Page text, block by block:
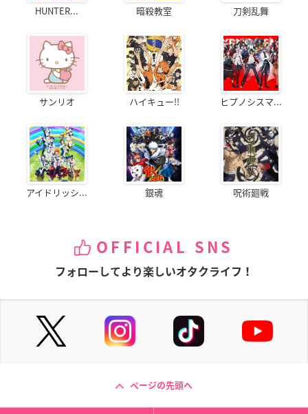
HUNTER... 暗殺教室 刀剣乱舞
サンリオ ハイキュー!! ヒプノシスマ...
アイドリッシ... 銀魂 呪術廻戦
OFFICIAL SNS
フォローしてより楽しいオタクライフ！
ページの先頭へ